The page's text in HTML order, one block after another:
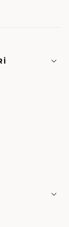
Yayınları
onlarca
atılan